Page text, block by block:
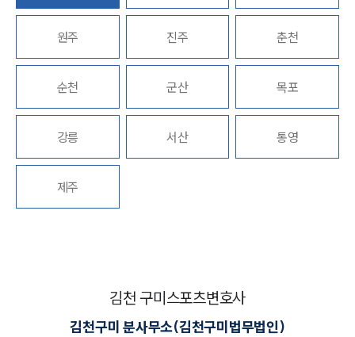
언론보도
공지사항
법률 블로그
법률서식
세미나
대륜법률상담예약
원주 진주 춘천
순천 군산 목포
강릉 서산 통영
제주
김천 구미스포츠변호사
김천구미 분사무소(김천구미법무법인)